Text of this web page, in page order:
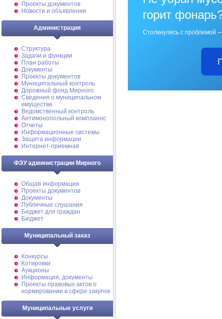
Проекты документов
Новости и объявления
Администрация
Структура
Задачи и функции
План работы
Документы
Проекты документов
Муниципальный контроль
Дорожный фонд Мирного
Cведения о муниципальном
имуществе
Ведомственный контроль
Антимонопольный комплаенс
Отчеты
Информационные системы
Защита информации
Интернет-приемная
ФЭУ администрации Мирного
Общая информация
Проекты документов
Документы
Публичные слушания
Бюджет для граждан
Бюджет
Муниципальный заказ
Конкурсы
Котировки
Аукционы
Информация, документы
Проекты правовых актов о
нормировании в сфере закупок
Муниципальные услуги
горит
Столкнулись с проблемой